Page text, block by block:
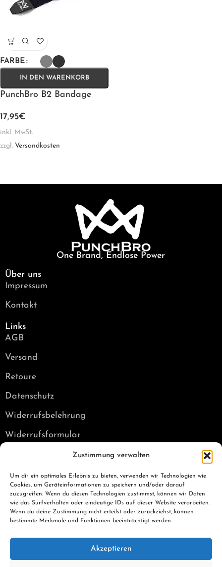
Zustimmung verwalten
Um dir ein optimales Erlebnis zu bieten, verwenden wir Technologien wie
Cookies, um Geräteinformationen zu speichern und/oder darauf
zuzugreifen. Wenn du diesen Technologien zustimmst, können wir Daten
wie das Surfverhalten oder eindeutige IDs auf dieser Website verarbeiten.
Wenn du deine Zustimmung nicht erteilst oder zurückziehst, können
bestimmte Merkmale und Funktionen beeinträchtigt werden.
Akzeptieren
FARBE
IN DEN WARENKORB
PunchBro B2 Bandage
17,95€
inkl. MwSt.
zzgl. Versandkosten
One Brand, Endlose Power
Über uns
Impressum
Kontakt
Links
AGB
Versand
Retoure
Datenschutz
Widerrufsbelehrung
Widerrufsformular
Tel: +49 179 7050931
Social Media
Alle Preise inkl. der gesetzlichen MwSt.